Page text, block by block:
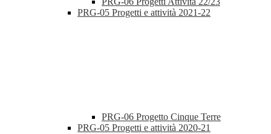
PRG-05 Progetti e attività 2021-22
PRG-06 Progetto Cinque Terre
PRG-05 Progetti e attività 2020-21